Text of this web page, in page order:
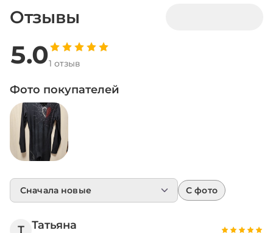
Отзывы
5.01 отзыв
Фото покупателей
С фото
Т Татьяна